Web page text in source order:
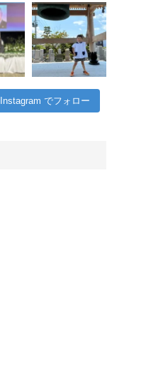
Instagram でフォロー